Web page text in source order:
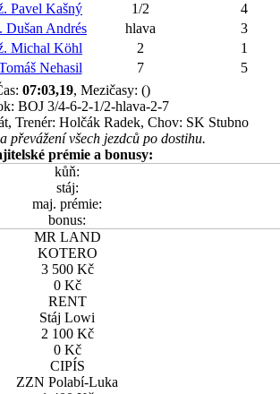
Pavel Kašný 1/2 4
Dušan Andrés hlava 3
Michal Köhl 2 1
Nehasil 7 5
07:03,19, Mezičasy: ()
BOJ 3/4-6-2-1/2-hlava-2-7
Trenér: Holčák Radek, Chov: SK Stubno
převážení všech jezdců po dostihu.
prémie a bonusy:
kůň:
stáj:
maj. prémie:
bonus:
MR LAND
KOTERO
3 500 Kč
0 Kč
RENT
Stáj Lowi
2 100 Kč
0 Kč
CIPÍS
ZZN Polabí-Luka